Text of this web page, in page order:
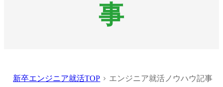
事
新卒エンジニア就活TOP エンジニア就活ノウハウ記事